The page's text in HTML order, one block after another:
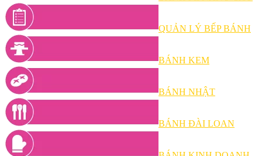
QUẢN LÝ BẾP BÁNH
BÁNH KEM
BÁNH NHẬT
BÁNH ĐÀI LOAN